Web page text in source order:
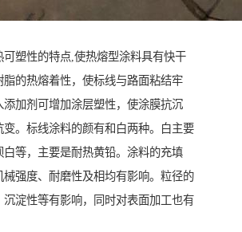
可塑性的特点,使热熔型涂料具有快干
脂的热熔着性，使标线与路面粘结牢
添加剂可增加涂层塑性，使涂膜抗沉
变。标线涂料的颜有和白两种。白主要
白等，主要是耐热黄铅。涂料的充填
械强度、耐磨性及相均有影响。粒径的
沉淀性等有影响，同时对表面加工也有